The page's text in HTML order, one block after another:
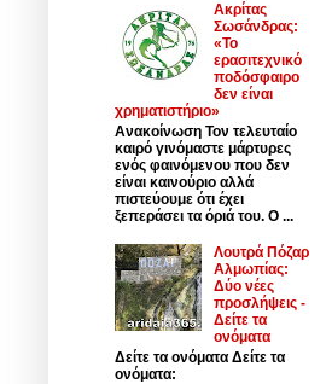
Ακρίτας
Σωσάνδρας:
«Το
ερασιτεχνικό
ποδόσφαιρο
δεν είναι
χρηματιστήριο»
Ανακοίνωση Τον τελευταίο
καιρό γινόμαστε μάρτυρες
ενός φαινόμενου που δεν
είναι καινούριο αλλά
πιστεύουμε ότι έχει
ξεπεράσει τα όριά του. Ο ...
Λουτρά Πόζαρ
Αλμωπίας:
Δύο νέες
προσλήψεις -
Δείτε τα
ονόματα
Δείτε τα ονόματα Δείτε τα
ονόματα: